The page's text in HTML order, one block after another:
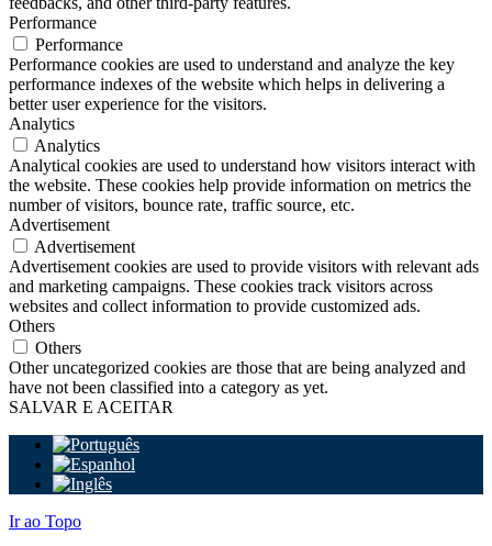
Performance
Performance
Performance cookies are used to understand and analyze the key
performance indexes of the website which helps in delivering a
better user experience for the visitors.
Analytics
Analytics
Analytical cookies are used to understand how visitors interact with
the website. These cookies help provide information on metrics the
number of visitors, bounce rate, traffic source, etc.
Advertisement
Advertisement
Advertisement cookies are used to provide visitors with relevant ads
and marketing campaigns. These cookies track visitors across
websites and collect information to provide customized ads.
Others
Others
Other uncategorized cookies are those that are being analyzed and
have not been classified into a category as yet.
SALVAR E ACEITAR
Ir ao Topo